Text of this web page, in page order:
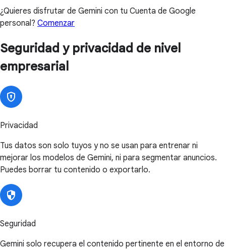
¿Quieres disfrutar de Gemini con tu Cuenta de Google
personal? Comenzar
Seguridad y privacidad de nivel
empresarial
Privacidad
Tus datos son solo tuyos y no se usan para entrenar ni
mejorar los modelos de Gemini, ni para segmentar anuncios.
Puedes borrar tu contenido o exportarlo.
Seguridad
Gemini solo recupera el contenido pertinente en el entorno de